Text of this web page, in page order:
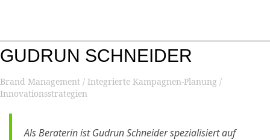
GUDRUN SCHNEIDER
Brand Management / Integrierte Kampagnen-Planung /
Innovationsstrategien
Als Beraterin ist Gudrun Schneider spezialisiert auf